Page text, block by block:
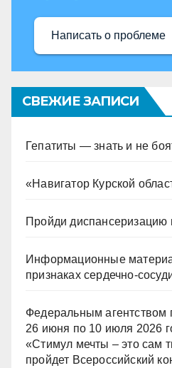
Написать о проблеме
СВЕЖИЕ ЗАПИСИ
Гепатиты — знать и не
«Навигатор Курской
Пройди диспансеризацию
Информационные
признаках сердечно-
Федеральным
26 июня по 10 июля 2026
«Стимул мечты – это сам
пройдет Всероссийский